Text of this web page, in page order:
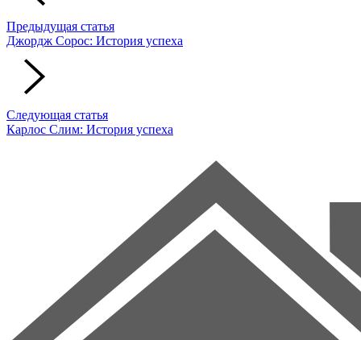
Предыдущая статья
Джордж Сорос: История успеха
Следующая статья
Карлос Слим: История успеха